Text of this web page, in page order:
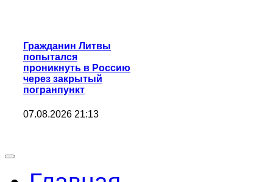
Гражданин Литвы
попытался
проникнуть в Россию
через закрытый
погранпункт
07.08.2026 21:13